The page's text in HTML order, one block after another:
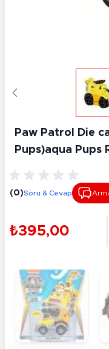
Paw Patrol Die
Pups)aqua Pups
(0)Soru & Cevap
₺395,00